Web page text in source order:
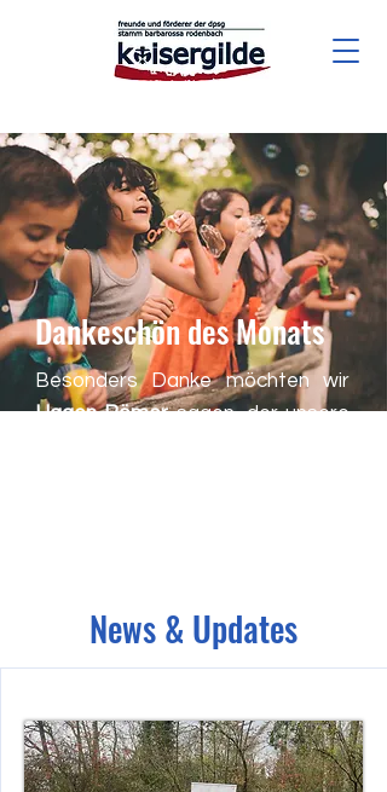
News & Updates
Dankeschön des Monats
Besonders Danke möchten wir
Hagen Römersagen, der unsere